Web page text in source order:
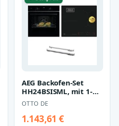
AEG Backofen-Set
HH24BSISML, mit 1-
fach-Teleskopauszug,
Aqua Clean, Bi…
OTTO DE
1.143,61 €